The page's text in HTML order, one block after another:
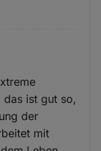
das ist gut so,
der
mit